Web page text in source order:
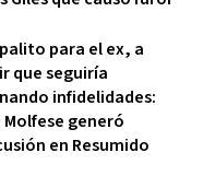
para el ex, a
que seguiría
infidelidades:
Molfese generó
en Resumido